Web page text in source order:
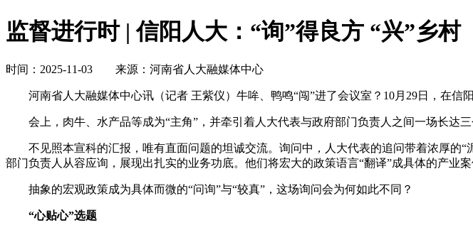
监督进行时 | 信阳人大：“询”得良方 “兴”乡村
时间：2025-11-03 来源：河南省人大融媒体中心
河南省人大融媒体中心讯（记者 王紫仪）牛哞、鸭鸣“闯”进了会议室？10月29日，在信
会上，肉牛、水产品等成为“主角”，并牵引着人大代表与政府部门负责人之间一场长达三
不见照本宣科的汇报，唯有直面问题的坦诚交流。询问中，人大代表的追问带着浓厚的“
部门负责人从容应询，展现出扎实的业务功底。他们将宏大的政策语言“翻译”成具体的产业
抽象的宏观政策成为具体而微的“问询”与“较真”，这场询问会为何如此不同？
“心贴心”选题